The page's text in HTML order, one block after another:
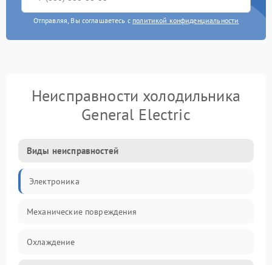
Отправляя, Вы соглашаетесь с политикой конфиденциальности
Неисправности холодильника
General Electric
Виды неисправностей
Электроника
Механические повреждения
Охлаждение